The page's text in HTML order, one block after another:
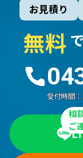
お見積り
無料
受付時間：
相
ご